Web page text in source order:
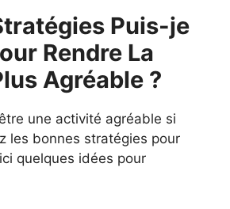
Puis-je
Rendre La
Agréable ?
une activité agréable si
les bonnes stratégies pour
quelques idées pour